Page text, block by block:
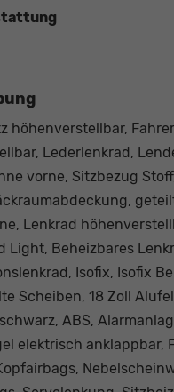
höhenverstellbar,
Lederlenkrad,
vorne, Sitzbezug
Lenkrad
Light, Beheizbares
Isofix, Isofix
Scheiben, 18 Zoll
ABS,
elektrisch anklappbar,